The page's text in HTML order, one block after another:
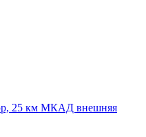
25 км МКАД внешняя